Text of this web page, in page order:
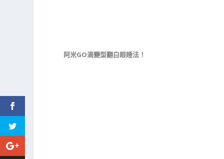
阿米GO滴變型翻白眼睡法！